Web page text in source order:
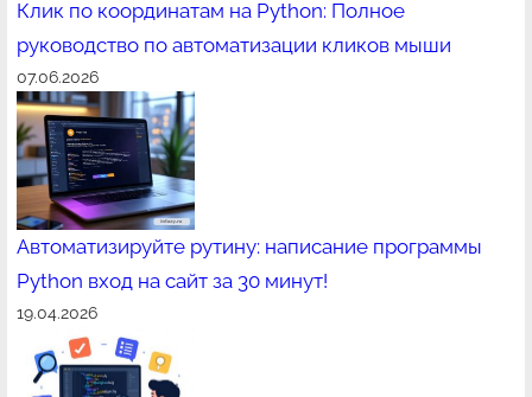
Клик по координатам на Python: Полное
руководство по автоматизации кликов мыши
07.06.2026
Автоматизируйте рутину: написание программы
Python вход на сайт за 30 минут!
19.04.2026